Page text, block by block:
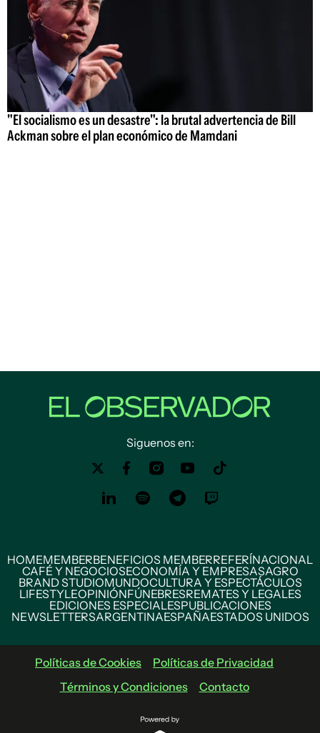
"El socialismo es un desastre": la brutal advertencia de Bill
Ackman sobre el plan económico de Mamdani
Siguenos en:
HOMEMEMBERBENEFICIOS MEMBERREFERÍNACIONAL
CAFÉ Y NEGOCIOSECONOMÍA Y EMPRESASAGRO
BRAND STUDIOMUNDOCULTURA Y ESPECTÁCULOS
LIFESTYLEOPINIÓNFÚNEBRESREMATES Y LEGALES
EDICIONES ESPECIALESPUBLICACIONES
NEWSLETTERSARGENTINAESPAÑAESTADOS UNIDOS
Políticas de Cookies
Políticas de Privacidad
Términos y Condiciones
Contacto